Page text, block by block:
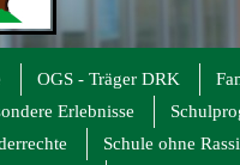
OGS - Träger DRK
Erlebnisse
Schule ohne